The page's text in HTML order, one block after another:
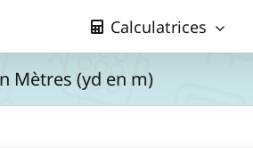
Calculatrices
Mètres (yd en m)